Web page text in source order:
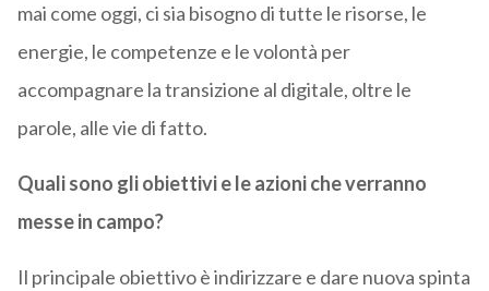
mai come oggi, ci sia bisogno di tutte le risorse, le
energie, le competenze e le volontà per
accompagnare la transizione al digitale, oltre le
parole, alle vie di fatto.
Quali sono gli obiettivi e le azioni che verranno
messe in campo?
Il principale obiettivo è indirizzare e dare nuova spinta